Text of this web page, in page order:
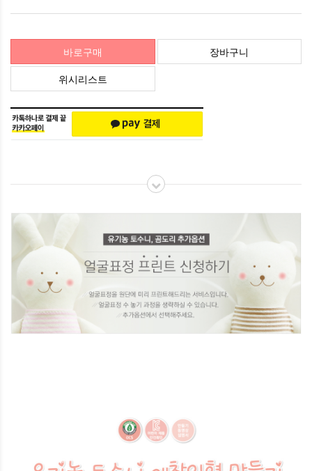
바로구매
장바구니
위시리스트